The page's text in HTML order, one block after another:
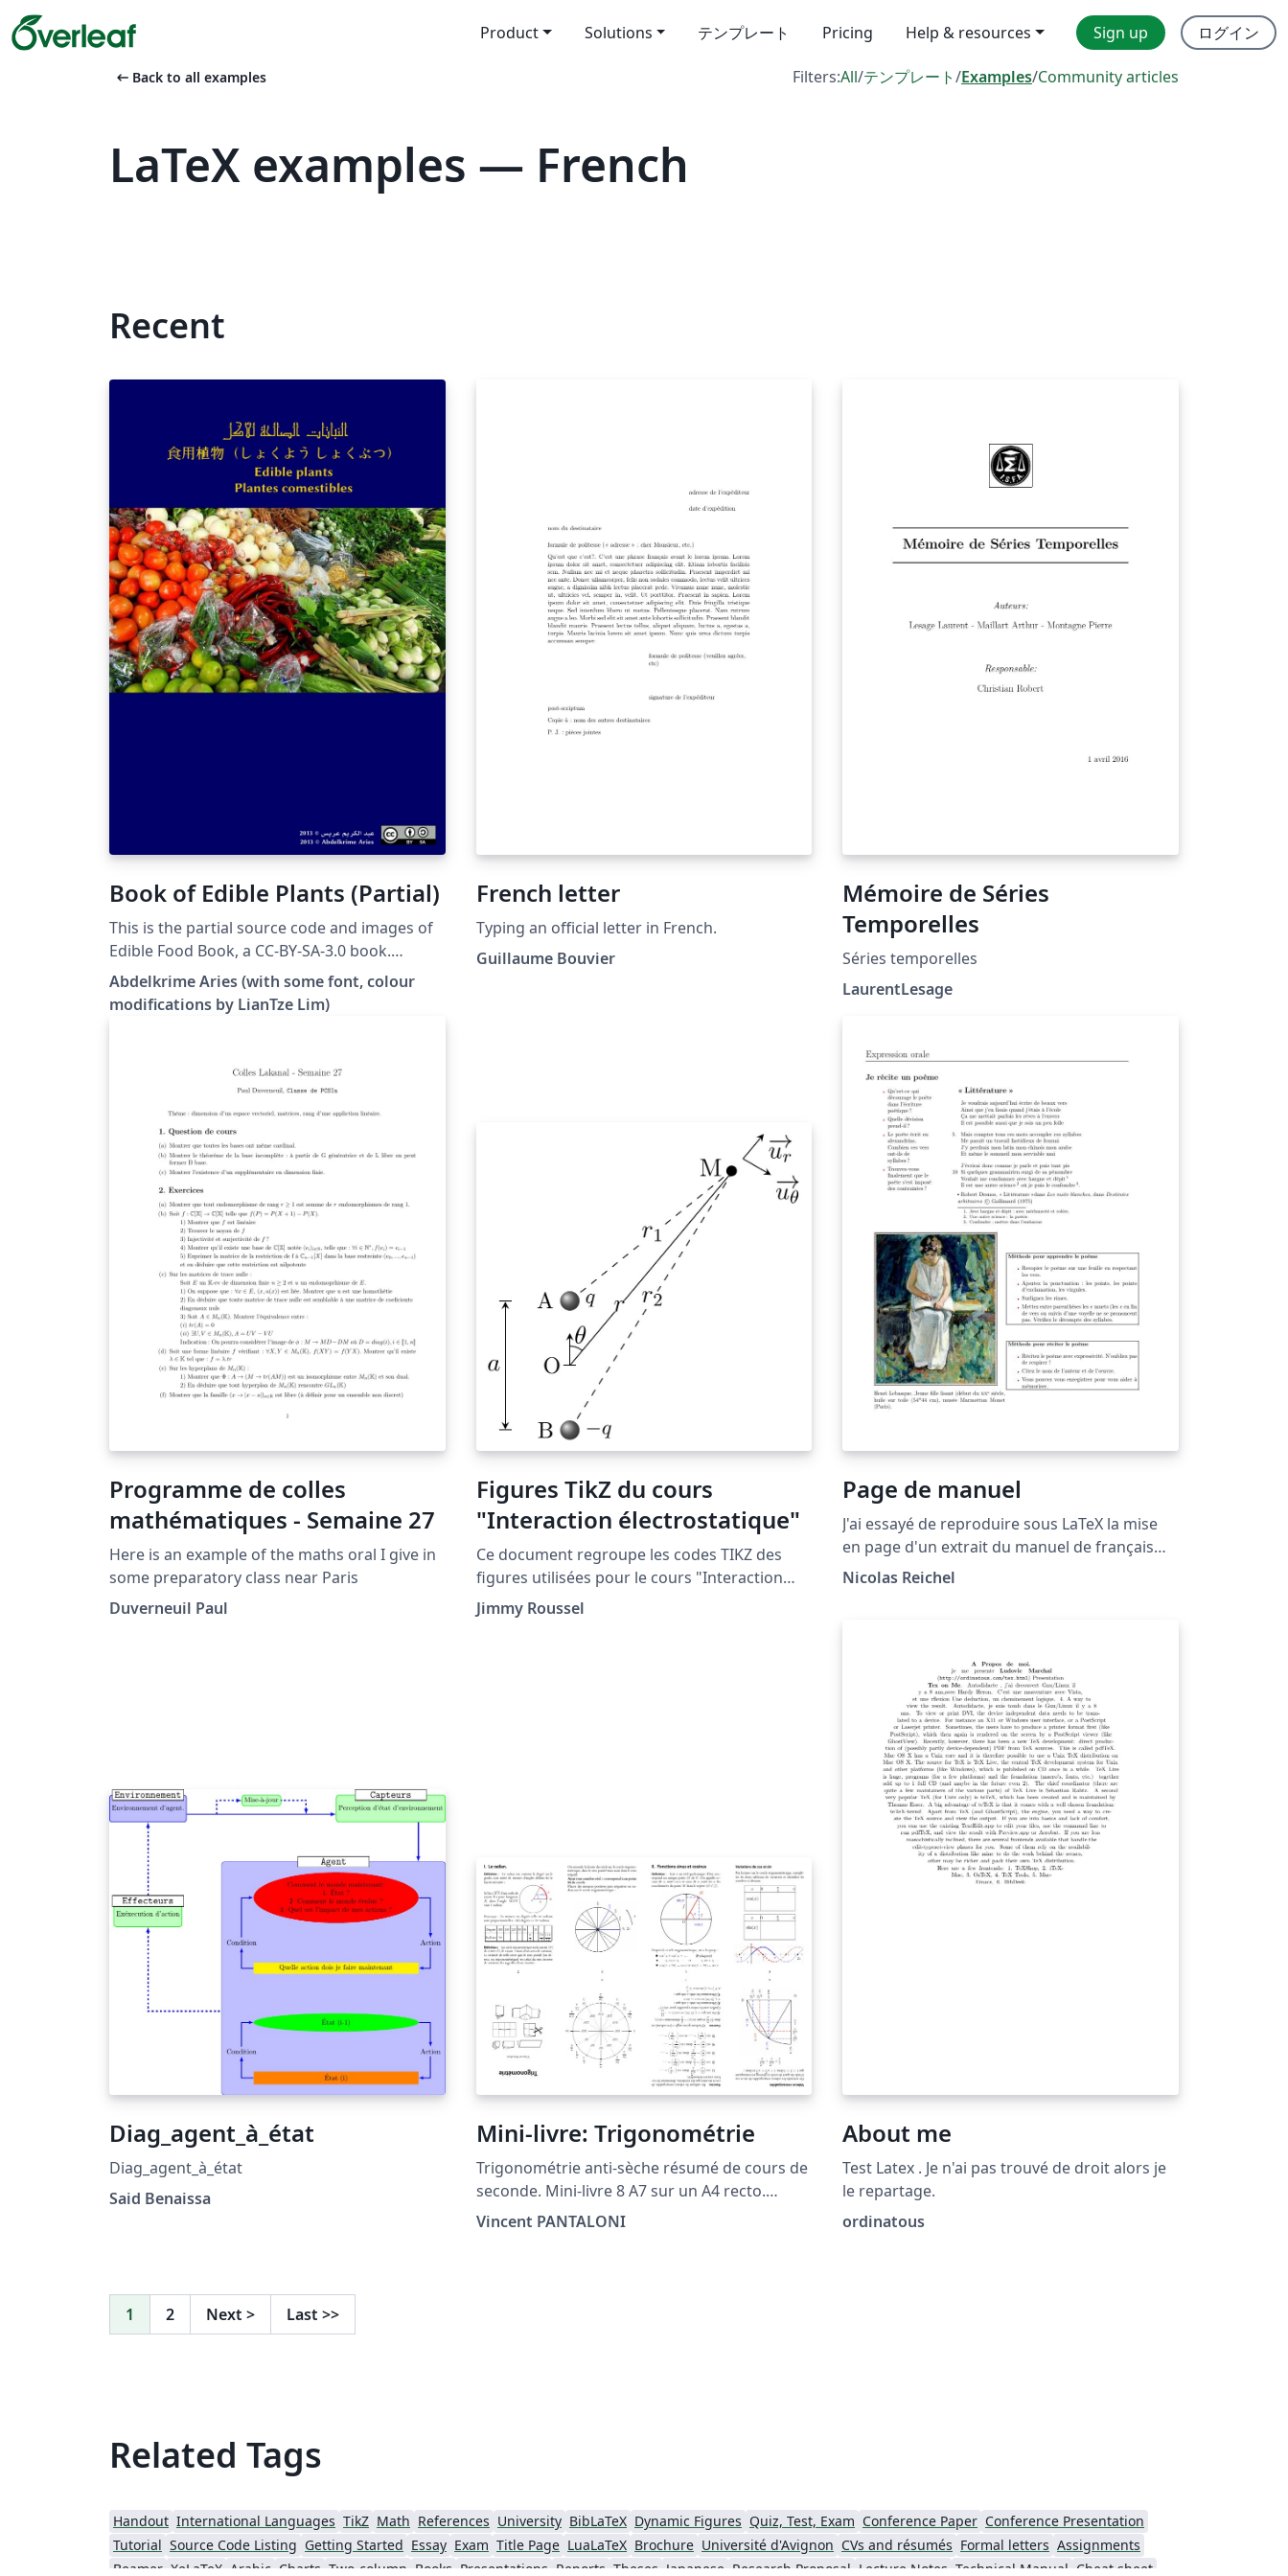
Product Solutions テンプレート Pricing Help & resources Sign up ログイン
arrow_left_alt Back to all examples Filters:All/テンプレート/Examples/Community articles
LaTeX examples — French
Recent
Book of Edible Plants (Partial)
This is the partial source code and images of
Edible Food Book, a CC-BY-SA-3.0 book.
Copyright © 2013 Abdelkrime Aries
&lt;kariminfo0@gmail.com&gt; Some fonts
and colours have been modified from the
cereals and pulses (grain legumes), and the
images have been resized to save disk space.
You can see the complete output PDF here, or
get the complete source at the original
Github site.
Abdelkrime Aries (with some font, colour
modifications by LianTze Lim)
French letter
Typing an official letter in French.
Guillaume Bouvier
Mémoire de Séries
Temporelles
Séries temporelles
LaurentLesage
Programme de colles
mathématiques - Semaine 27
Here is an example of the maths oral I give in
some preparatory class near Paris
Duverneuil Paul
Figures TikZ du cours
"Interaction électrostatique"
Ce document regroupe les codes TIKZ des
figures utilisées pour le cours "Interaction
électrostatique" situé à la page http://femto-
physique.fr/electromagnetisme/interaction_el
Jimmy Roussel
Page de manuel
J'ai essayé de reproduire sous LaTeX la mise
en page d'un extrait du manuel de français
Colibris à destination des 5e. On voit que
Nicolas Reichel
Diag_agent_à_état
Diag_agent_à_état
Said Benaissa
Mini-livre: Trigonométrie
Trigonométrie anti-sèche résumé de cours de
seconde. Mini-livre 8 A7 sur un A4 recto.
cheatsheet antiseche pocketmod minibook
Vincent PANTALONI
About me
Test Latex . Je n'ai pas trouvé de droit alors je
le repartage.
ordinatous
1 2 Next > Last >>
Related Tags
Handout International Languages TikZ Math References University BibLaTeX Dynamic Figures Quiz, Test, Exam Conference Paper Conference Presentation
Tutorial Source Code Listing Getting Started Essay Exam Title Page LuaLaTeX Brochure Université d'Avignon CVs and résumés Formal letters Assignments
Beamer XeLaTeX Arabic Charts Two-column Books Presentations Reports Theses Japanese Research Proposal Lecture Notes Technical Manual Cheat sheet